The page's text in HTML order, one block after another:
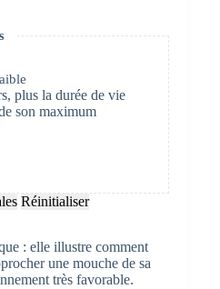
plus la durée de vie
son maximum
Réinitialiser
: elle illustre comment
une mouche de sa
très favorable.